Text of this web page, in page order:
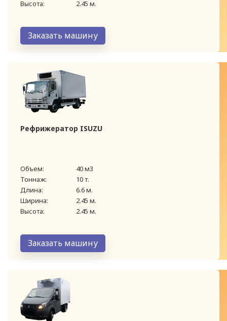
Высота: 2.45 м.
Заказать машину
Рефрижератор ISUZU
Объем:
40 м3
Тоннаж:
10 т.
Длина:
6.6 м.
Ширина:
2.45 м.
Высота:
2.45 м.
Заказать машину